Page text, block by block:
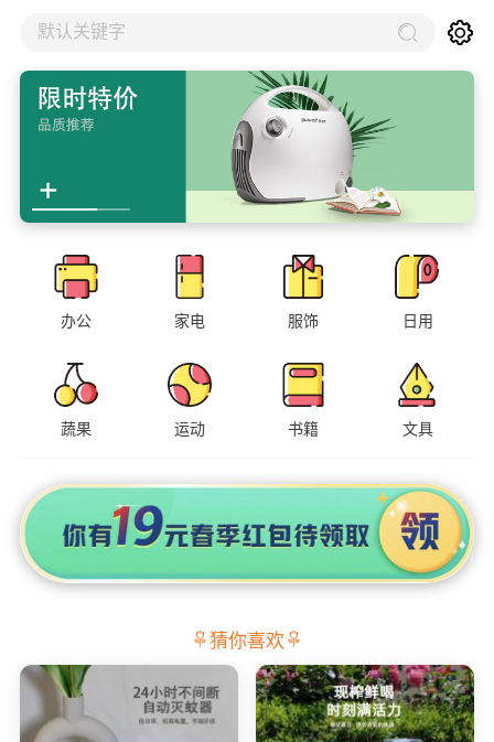
默认关键字
办公 家电 服饰 日用
蔬果 运动 书籍 文具
猜你喜欢